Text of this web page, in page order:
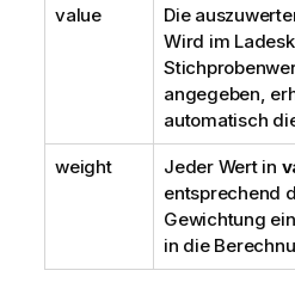
value
Die
Wird im
angegeben,
automatisch
weight Jeder Wert in
entsprechend
Gewichtung
in die